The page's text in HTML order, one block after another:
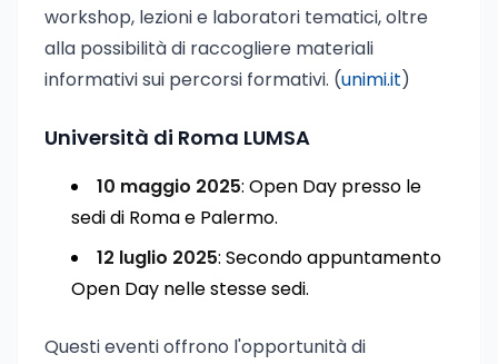
workshop, lezioni e laboratori tematici, oltre
alla possibilità di raccogliere materiali
informativi sui percorsi formativi. (unimi.it)
Università di Roma LUMSA
10 maggio 2025: Open Day presso le
sedi di Roma e Palermo.
12 luglio 2025: Secondo appuntamento
Open Day nelle stesse sedi.
Questi eventi offrono l'opportunità di